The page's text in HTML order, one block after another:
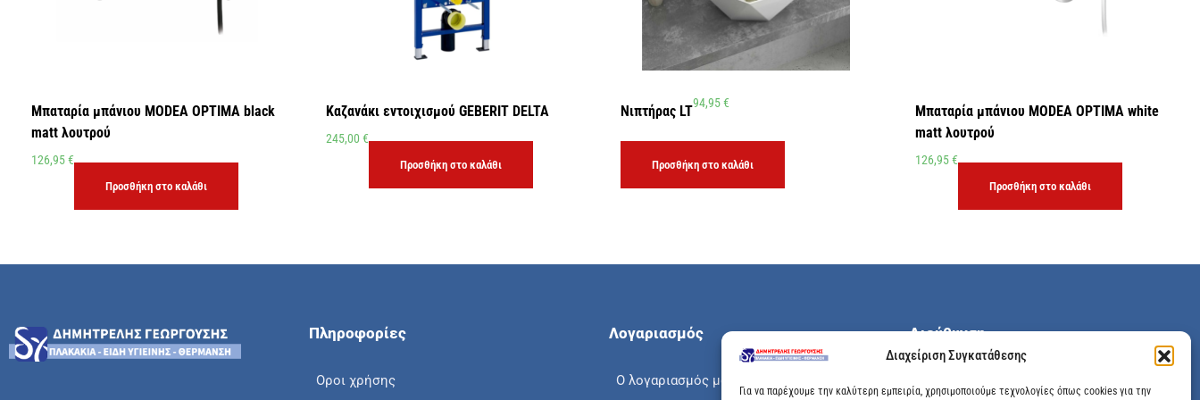
Διαχείριση Συγκατάθεσης
Για να παρέχουμε την καλύτερη εμπειρία, χρησιμοποιούμε τεχνολογίες όπως cookies για την
Μπαταρία μπάνιου MODEA OPTIMA black
matt λουτρού
126,95€
Προσθήκη στο καλάθι
Καζανάκι εντοιχισμού GEBERIT DELTA
245,00 €
Προσθήκη στο καλάθι
Νιπτήρας LT94,95€
Προσθήκη στο καλάθι
Μπαταρία μπάνιου MODEA OPTIMA white
matt λουτρού
126,95€
Προσθήκη στο καλάθι
Πληροφορίες
Οροι χρήσης
Λογαριασμός
Ο λογαριασμός μου
Διεύθυνση
Μεγάλης Χώρας 89, Αγρίνιο, Τ.Κ: 30100